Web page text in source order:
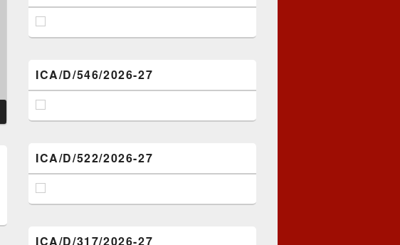
ICA/D/546/2026-27
ICA/D/522/2026-27
ICA/D/317/2026-27